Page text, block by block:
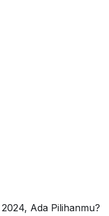
Ada Pilihanmu?